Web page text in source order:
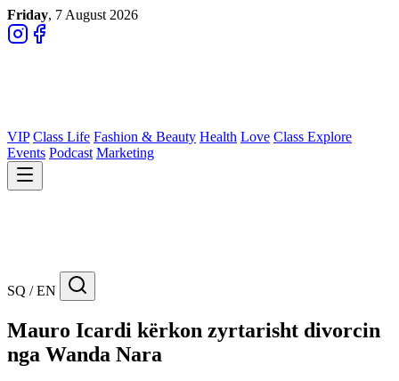
Friday, 7 August 2026
VIP Class Life Fashion & Beauty Health Love Class Explore
Events Podcast Marketing
SQ / EN
Mauro Icardi kërkon zyrtarisht divorcin
nga Wanda Nara